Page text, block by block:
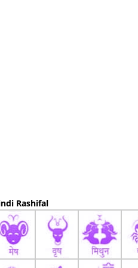
Rashifal